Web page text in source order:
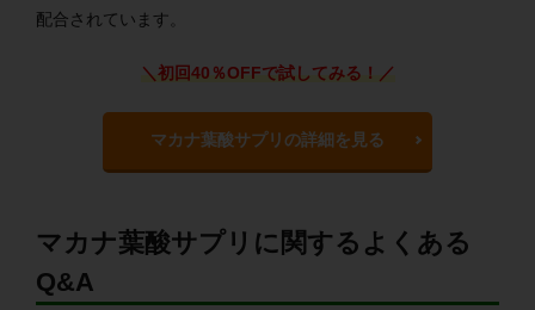
配合されています。
＼初回40％OFFで試してみる！／
マカナ葉酸サプリの詳細を見る
マカナ葉酸サプリに関するよくある
Q&A